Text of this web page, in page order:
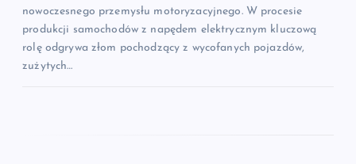
nowoczesnego przemysłu motoryzacyjnego. W procesie
produkcji samochodów z napędem elektrycznym kluczową
rolę odgrywa złom pochodzący z wycofanych pojazdów,
zużytych…